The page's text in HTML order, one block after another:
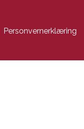
Personvernerklæring